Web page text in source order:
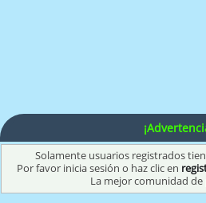
Solamente usuarios registrados
Por favor inicia sesión o haz clic en
La mejor comunidad